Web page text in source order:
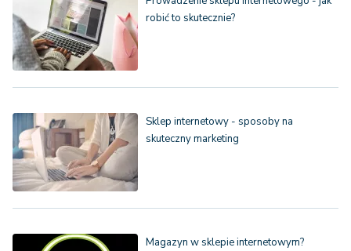
robić to skutecznie?
Sklep internetowy - sposoby na
skuteczny marketing
Magazyn w sklepie internetowym?